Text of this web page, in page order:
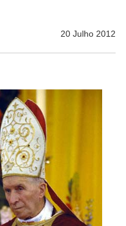
20 Julho 2012